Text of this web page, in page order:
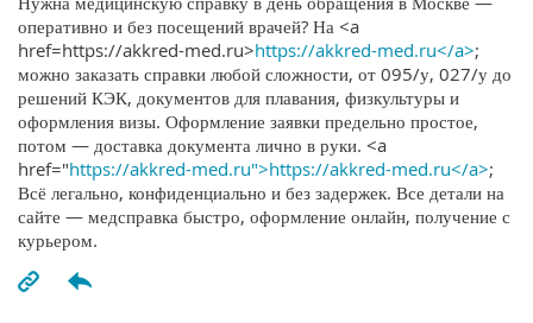
оперативно и без посещений врачей? На <a
href=https://akkred-med.ru>https://akkred-med.ru</a>;
можно заказать справки любой сложности, от 095/у, 027/у до
решений КЭК, документов для плавания, физкультуры и
оформления визы. Оформление заявки предельно простое,
потом — доставка документа лично в руки. <a
href="https://akkred-med.ru">https://akkred-med.ru</a>;
Всё легально, конфиденциально и без задержек. Все детали на
сайте — медсправка быстро, оформление онлайн, получение с
курьером.